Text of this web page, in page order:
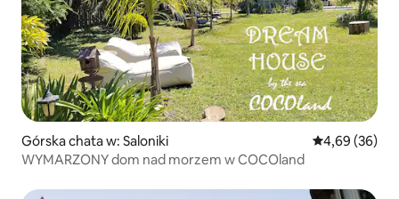
Górska chata w: Saloniki Średnia
4,69 (36)
WYMARZONY dom nad morzem w COCOland